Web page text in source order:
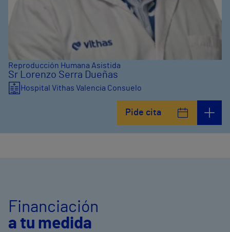
Reproducción Humana Asistida
Sr Lorenzo Serra Dueñas
Hospital Vithas Valencia Consuelo
Pide cita
Financiación
a tu medida